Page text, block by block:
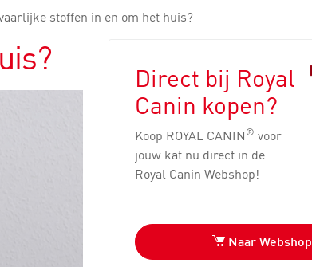
stoffen in en om het huis?
Direct bij Royal
Canin kopen?
Koop ROYAL CANIN® voor
jouw kat nu direct in de
Royal Canin Webshop!
Naar Webshop